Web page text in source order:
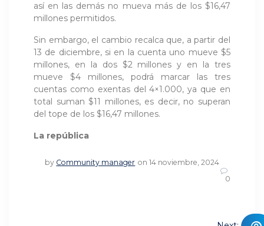
así en las demás no mueva más de los $16,47
millones permitidos.
Sin embargo, el cambio recalca que, a partir del
13 de diciembre, si en la cuenta uno mueve $5
millones, en la dos $2 millones y en la tres
mueve $4 millones, podrá marcar las tres
cuentas como exentas del 4×1.000, ya que en
total suman $11 millones, es decir, no superan
del tope de los $16,47 millones.
La república
by Community manager on 14 noviembre, 2024
0